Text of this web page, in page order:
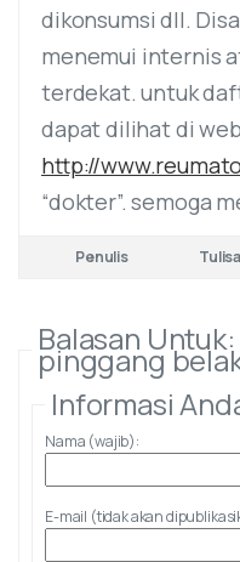
dikonsumsi dll.
menemui internis
terdekat. untuk
dapat dilihat di
http://
“dokter”. semoga
Penulis
Balasan
pinggang
Informasi
Nama (wajib):
E-mail (tidak akan